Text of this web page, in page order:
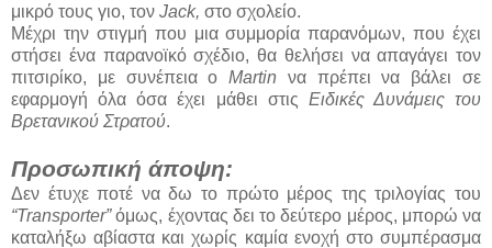
μικρό τους γιο, τον Jack, στο σχολείο.
Μέχρι την στιγμή που μια συμμορία παρανόμων, που έχει
στήσει ένα παρανοϊκό σχέδιο, θα θελήσει να απαγάγει τον
πιτσιρίκο, με συνέπεια ο Martin να πρέπει να βάλει σε
εφαρμογή όλα όσα έχει μάθει στις Ειδικές Δυνάμεις του
Βρετανικού Στρατού.
Προσωπική άποψη:
Δεν έτυχε ποτέ να δω το πρώτο μέρος της τριλογίας του
“Transporter”όμως, έχοντας δει το δεύτερο μέρος, μπορώ να
καταλήξω αβίαστα και χωρίς καμία ενοχή στο συμπέρασμα